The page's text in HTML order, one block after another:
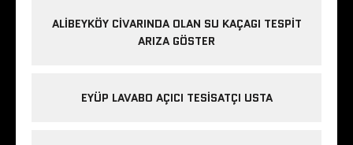
ALIBEYKÖY CIVARINDA OLAN SU KAÇAGI TESPIT
ARIZA GÖSTER
EYÜP LAVABO AÇICI TESISATÇI USTA